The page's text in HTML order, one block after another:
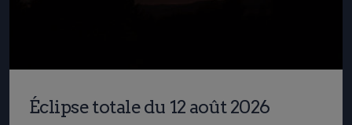
Éclipse totale du 12 août 2026